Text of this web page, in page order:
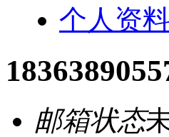
个人资料
邮箱状态